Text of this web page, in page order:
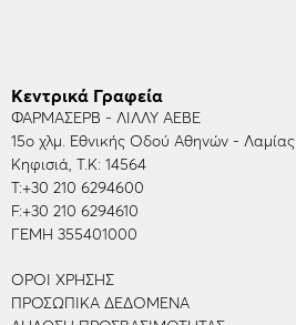
Κεντρικά Γραφεία
ΦΑΡΜΑΣΕΡΒ - ΛΙΛΛΥ ΑΕΒΕ
15ο χλμ. Εθνικής Οδού Αθηνών - Λαμίας
Κηφισιά, Τ.Κ: 14564
Τ:+30 210 6294600
F:+30 210 6294610
ΓΕΜΗ 355401000
ΌΡΟΙ ΧΡΉΣΗΣ
ΠΡΟΣΩΠΙΚΆ ΔΕΔΟΜΈΝΑ